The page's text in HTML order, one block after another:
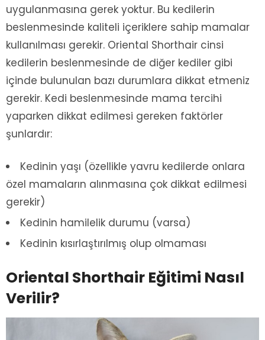
uygulanmasına gerek yoktur. Bu kedilerin
beslenmesinde kaliteli içeriklere sahip mamalar
kullanılması gerekir. Oriental Shorthair cinsi
kedilerin beslenmesinde de diğer kediler gibi
içinde bulunulan bazı durumlara dikkat etmeniz
gerekir. Kedi beslenmesinde mama tercihi
yaparken dikkat edilmesi gereken faktörler
şunlardır:
Kedinin yaşı (özellikle yavru kedilerde onlara
özel mamaların alınmasına çok dikkat edilmesi
gerekir)
Kedinin hamilelik durumu (varsa)
Kedinin kısırlaştırılmış olup olmaması
Oriental Shorthair Eğitimi Nasıl
Verilir?